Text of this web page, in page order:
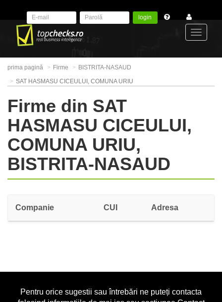
login
prima pagină Firme
BISTRITA-NASAUD
SAT HASMASU CICEULUI, COMUNA URIU
Firme din SAT
HASMASU CICEULUI,
COMUNA URIU,
BISTRITA-NASAUD
Companie CUI Adresa
Pentru orice sugestii sau întrebări ne puteți contacta